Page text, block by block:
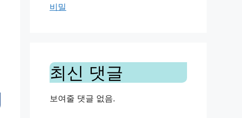
비밀
최신 댓글
보여줄 댓글 없음.